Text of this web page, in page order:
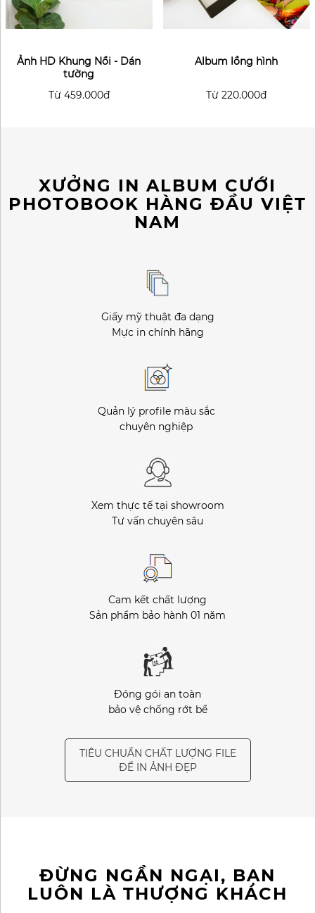
Ảnh HD Khung Nổi - Dán
tường
Từ 459.000đ
Album lồng hình
Từ 220.000đ
XƯỞNG IN ALBUM CƯỚI
PHOTOBOOK HÀNG ĐẦU VIỆT
NAM
Giấy mỹ thuật đa dạng
Mực in chính hãng
Quản lý profile màu sắc
chuyên nghiệp
Xem thực tế tại showroom
Tư vấn chuyên sâu
Cam kết chất lượng
Sản phẩm bảo hành 01 năm
Đóng gói an toàn
bảo vệ chống rớt bể
TIÊU CHUẨN CHẤT LƯỢNG FILE
ĐỂ IN ẢNH ĐẸP
ĐỪNG NGẦN NGẠI, BẠN
LUÔN LÀ THƯỢNG KHÁCH